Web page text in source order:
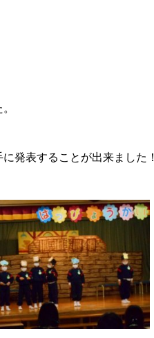
発表することが出来ました！